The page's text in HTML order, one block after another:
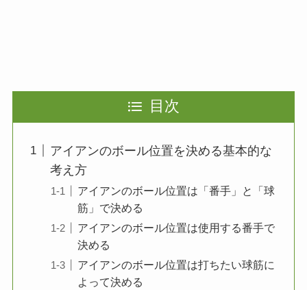
目次
アイアンのボール位置を決める基本的な
考え方
アイアンのボール位置は「番手」と「球
筋」で決める
アイアンのボール位置は使用する番手で
決める
アイアンのボール位置は打ちたい球筋に
よって決める